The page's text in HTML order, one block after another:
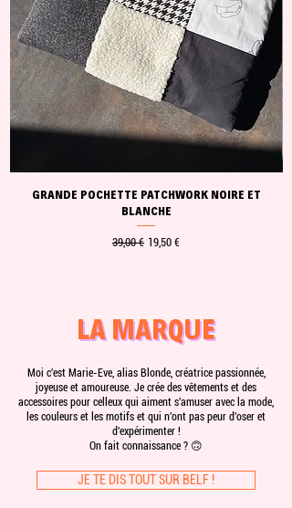
GRANDE POCHETTE PATCHWORK NOIRE ET
BLANCHE
Prix original
39,00 € Prix promotionnel
19,50 €
LA MARQUE
LA MARQUE
Moi c'est Marie-Eve, alias Blonde, créatrice passionnée,
joyeuse et amoureuse. Je crée des vêtements et des
accessoires pour celleux qui aiment s'amuser avec la mode,
les couleurs et les motifs et qui n'ont pas peur d'oser et
d'expérimenter !
On fait connaissance ? 🙃
JE TE DIS TOUT SUR BELF !